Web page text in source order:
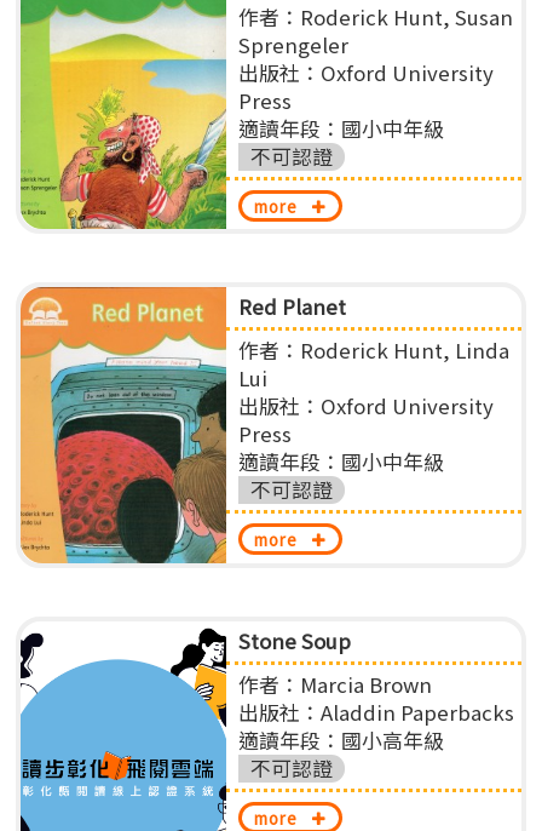
作者：Roderick Hunt, Susan
Sprengeler
出版社：Oxford University
Press
適讀年段：國小中年級
不可認證
more
Red Planet
作者：Roderick Hunt, Linda
Lui
出版社：Oxford University
Press
適讀年段：國小中年級
不可認證
more
Stone Soup
作者：Marcia Brown
出版社：Aladdin Paperbacks
適讀年段：國小高年級
不可認證
more